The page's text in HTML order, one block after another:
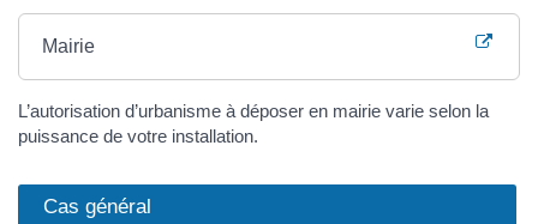
Mairie
L’autorisation d’urbanisme à déposer en mairie varie selon la
puissance de votre installation.
Cas général